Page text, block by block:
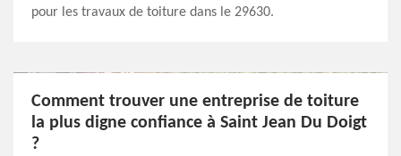
pour les travaux de toiture dans le 29630.
Comment trouver une entreprise de toiture
la plus digne confiance à Saint Jean Du Doigt
?